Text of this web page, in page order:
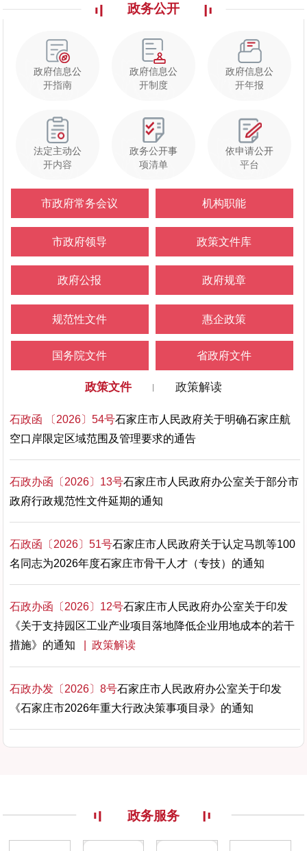
政务公开
政府信息公
开指南
政府信息公
开制度
政府信息公
开年报
法定主动公
开内容
政务公开事
项清单
依申请公开
平台
市政府常务会议 机构职能
市政府领导 政策文件库
政府公报 政府规章
规范性文件 惠企政策
国务院文件 省政府文件
政策文件 政策解读
石政函 〔2026〕54号石家庄市人民政府关于明确石家庄航
空口岸限定区域范围及管理要求的通告
石政办函〔2026〕13号石家庄市人民政府办公室关于部分市
政府行政规范性文件延期的通知
石政函〔2026〕51号石家庄市人民政府关于认定马凯等100
名同志为2026年度石家庄市骨干人才（专技）的通知
石政办函〔2026〕12号石家庄市人民政府办公室关于印发
《关于支持园区工业产业项目落地降低企业用地成本的若干
措施》的通知
| 政策解读
石政办发〔2026〕8号石家庄市人民政府办公室关于印发
《石家庄市2026年重大行政决策事项目录》的通知
政务服务